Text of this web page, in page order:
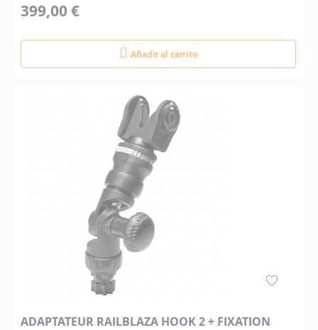
399,00 €
Añadir al carrito
ADAPTATEUR RAILBLAZA HOOK 2 + FIXATION